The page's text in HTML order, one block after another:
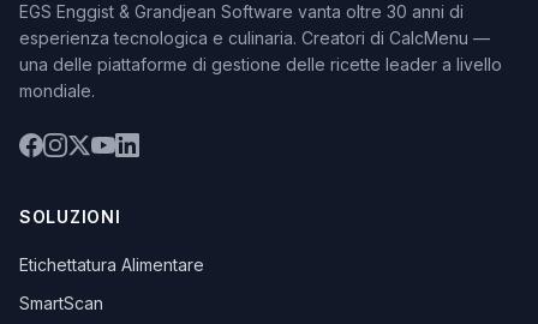
EGS Enggist & Grandjean Software vanta oltre 30 anni di
esperienza tecnologica e culinaria. Creatori di CalcMenu —
una delle piattaforme di gestione delle ricette leader a livello
mondiale.
SOLUZIONI
Etichettatura Alimentare
SmartScan